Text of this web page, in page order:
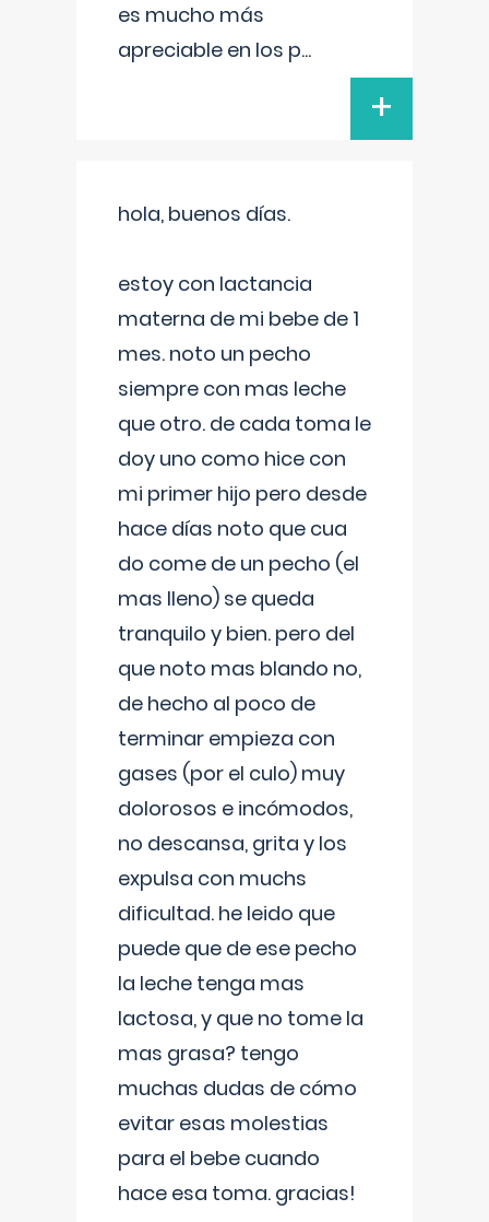
es mucho más
apreciable en los p...
+
hola, buenos días.
estoy con lactancia
materna de mi bebe de 1
mes. noto un pecho
siempre con mas leche
que otro. de cada toma le
doy uno como hice con
mi primer hijo pero desde
hace días noto que cua
do come de un pecho (el
mas lleno) se queda
tranquilo y bien. pero del
que noto mas blando no,
de hecho al poco de
terminar empieza con
gases (por el culo) muy
dolorosos e incómodos,
no descansa, grita y los
expulsa con muchs
dificultad. he leido que
puede que de ese pecho
la leche tenga mas
lactosa, y que no tome la
mas grasa? tengo
muchas dudas de cómo
evitar esas molestias
para el bebe cuando
hace esa toma. gracias!